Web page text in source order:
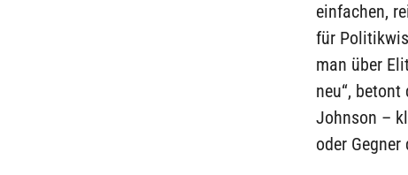
einfachen,
für
man über
neu“,
Johnson –
oder Gegner